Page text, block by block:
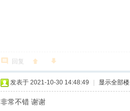
回复
发表于 2021-10-30 14:48:49 显示全部
非常不错 谢谢